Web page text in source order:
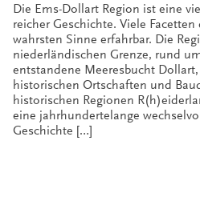
Die Ems-Dollart Region ist eine
reicher Geschichte. Viele
wahrsten Sinne erfahrbar. Die
niederländischen Grenze, rund
entstandene Meeresbucht
histo­rischen Ortschaften und
historischen Regionen
eine jahrhundertelange
Geschichte […]